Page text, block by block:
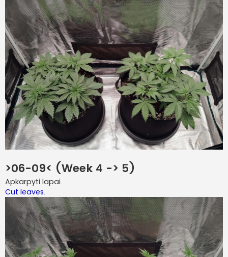
>06-09< (Week 4 -> 5)
Apkarpyti lapai.
Cut leaves.